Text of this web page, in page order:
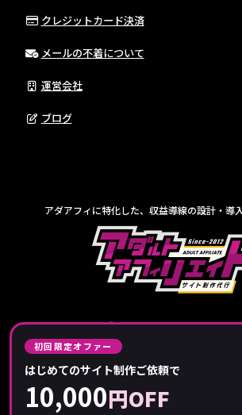
クレジットカード決済
メールの不着について
運営会社
ブログ
アダアフィに特化した、収益導線の設計・導
初回限定オファー
はじめてのサイト制作ご依頼で
10,000円OFF